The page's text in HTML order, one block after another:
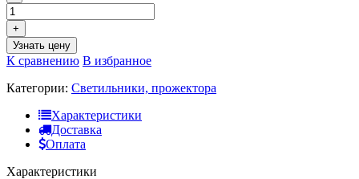
+
Узнать цену
К сравнению В избранное
Категории: Светильники, прожектора
Характеристики
Доставка
Оплата
Характеристики